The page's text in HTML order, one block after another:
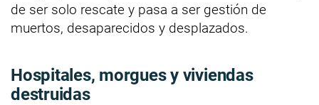
de ser solo rescate y pasa a ser gestión de
muertos, desaparecidos y desplazados.
Hospitales, morgues y viviendas
destruidas